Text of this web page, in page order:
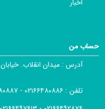
اخبار
حساب من
آدرس : میدان انقلاب. خیابان ۱۲ فروردین. پلاک ۳۱۶
تلفن :